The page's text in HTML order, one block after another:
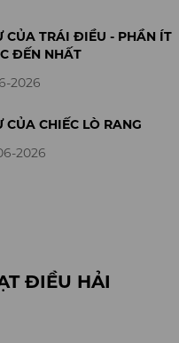
CỦA TRÁI ĐIỀU - PHẦN ÍT
ĐẾN NHẤT
2026
CỦA CHIẾC LÒ RANG
2026
ĐIỀU HẢI